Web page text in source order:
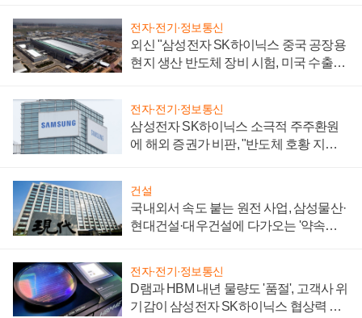
전자·전기·정보통신
외신 "삼성전자 SK하이닉스 중국 공장용
현지 생산 반도체 장비 시험, 미국 수출통
전자·전기·정보통신
삼성전자 SK하이닉스 소극적 주주환원
에 해외 증권가 비판, "반도체 호황 지속
건설
국내외서 속도 붙는 원전 사업, 삼성물산·
현대건설·대우건설에 다가오는 '약속의
전자·전기·정보통신
D램과 HBM 내년 물량도 '품절', 고객사 위
기감이 삼성전자 SK하이닉스 협상력 더